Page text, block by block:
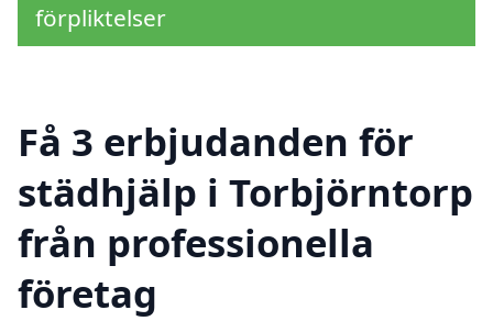
förpliktelser
Få 3 erbjudanden för
städhjälp i Torbjörntorp
från professionella
företag